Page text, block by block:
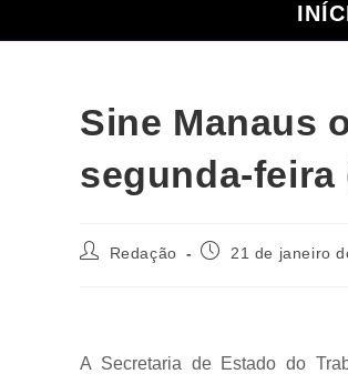
Sine Manaus
segunda-feira
Redação 21 de janeiro
A Secretaria de Estado do